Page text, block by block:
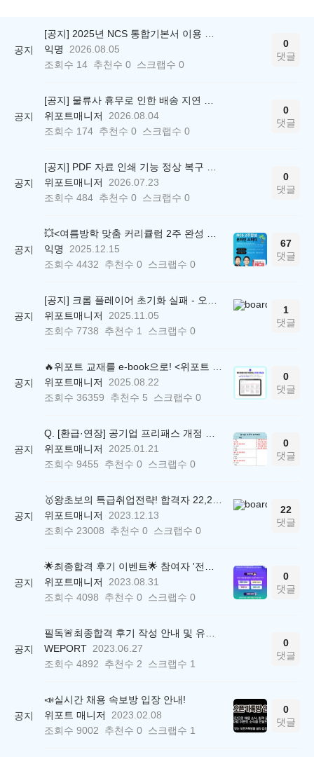
공지
[공지] 2025년 NCS 통합기본서 이용 종료 안내
익명
2026.08.05
조회수 14 추천수 0 스크랩수 0
0
댓글
공지
[공지] 물류사 휴무로 인한 배송 지연 안내
위포트매니저
2026.08.04
조회수 174 추천수 0 스크랩수 0
0
댓글
공지
[공지] PDF 자료 인쇄 기능 정상 복구 안내
위포트매니저
2026.07.23
조회수 484 추천수 0 스크랩수 0
0
댓글
공지
💥<여름방학 맞춤 커리큘럼 2주 완성 무료 스터디> 모집 시작!
익명
2025.12.15
조회수 4432 추천수 0 스크랩수 0
67
댓글
공지
[공지] 크롬 플레이어 초기화 실패 - 오류 조치 방법 안내 (Chrome 142 버전, Edge)
위포트매니저
2025.11.05
조회수 7738 추천수 1 스크랩수 0
1
댓글
공지
🔥위포트 교재를 e-book으로! <위포트 스마트학습실>
위포트매니저
2025.08.22
조회수 36359 추천수 5 스크랩수 0
0
댓글
공지
Q. [환급·연장] 공기업 프리패스 개정 안내 (25.01.21 18:00~)
위포트매니저
2025.01.21
조회수 9455 추천수 0 스크랩수 0
0
댓글
공지
🥇왕초보의 특급취업전략! 합격자 22,244명 배출한 전문가와 함께 직무탐색부터 면접까지 완벽대비
위포트매니저
2023.12.13
조회수 23008 추천수 0 스크랩수 0
22
댓글
공지
🌟최종합격 후기 이벤트🌟 참여자 '전원' 백화점상품권 증정
위포트매니저
2023.08.31
조회수 4098 추천수 0 스크랩수 0
0
댓글
공지
필독🚨최종합격 후기 작성 안내 및 유의사항
WEPORT 2023.06.27
조회수 4892 추천수 2 스크랩수 1
0
댓글
공지
📣실시간 채용 속보방 입장 안내!
위포트 매니저
2023.02.08
조회수 9002 추천수 0 스크랩수 1
0
댓글